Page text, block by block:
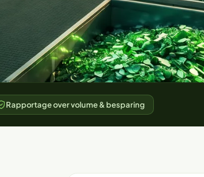
Rapportage over volume & besparing